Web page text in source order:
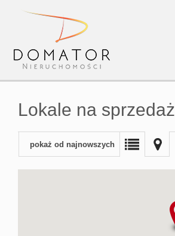
Lokale na sprzedaż
pokaż od najnowszych